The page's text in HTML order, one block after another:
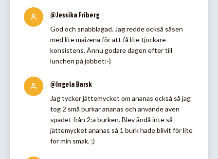
@Jessika Friberg
God och snabblagad. Jag redde också såsen
med lite maizena för att få lite tjockare
konsistens. Ännu godare dagen efter till
lunchen på jobbet:-)
@Ingela Barsk
Jag tycker jättemycket om ananas också så jag
tog 2 små burkar ananas och använde även
spadet från 2:a burken. Blev ändå inte så
jättemycket ananas så 1 burk hade blivit för lite
för min smak. ;)